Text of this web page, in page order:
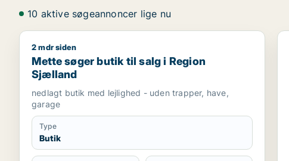
10 aktive søgeannoncer lige nu
Mette søger butik til salg i Region Sjælland
2 mdr siden
Mette søger butik til salg i Region
Sjælland
nedlagt butik med lejlighed - uden trapper, have,
garage
Type
Butik